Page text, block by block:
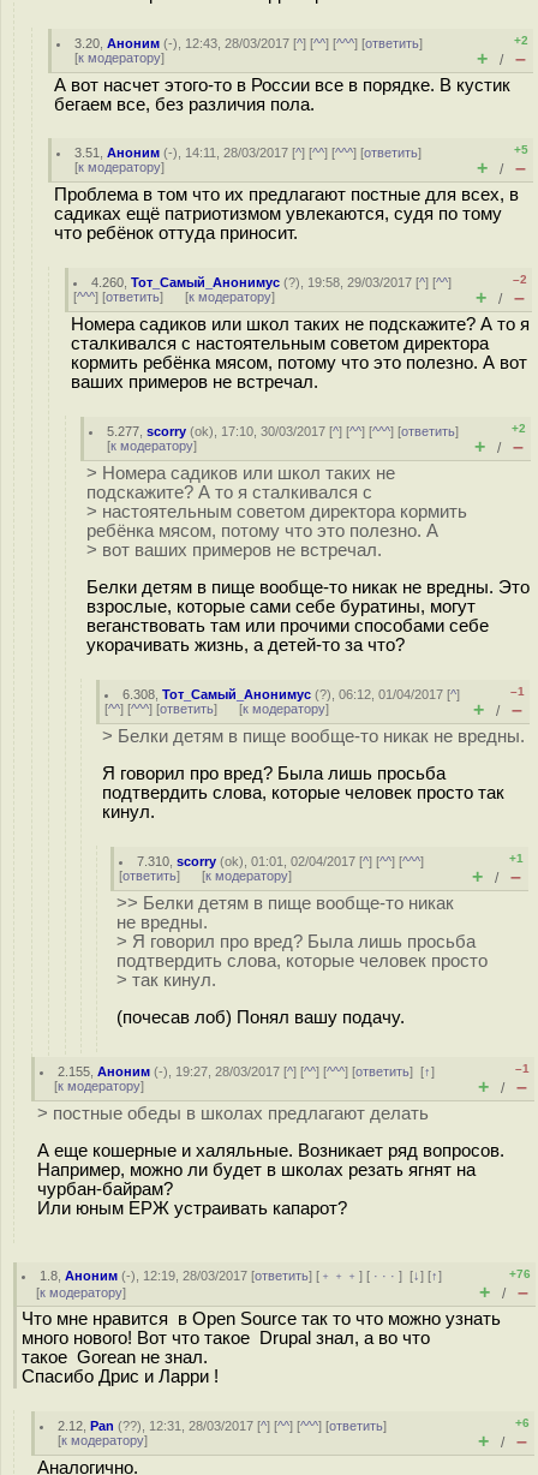
3.20 ,Аноним (-), 12:43, 28/03/2017 [^] [^^] [^^^] [ответить]
[к модератору]
+2
+ / –
А вот насчет этого-то в России все в порядке. В кустик
бегаем все, без различия пола.
3.51 ,Аноним (-), 14:11, 28/03/2017 [^] [^^] [^^^] [ответить]
[к модератору]
+5
+ / –
Проблема в том что их предлагают постные для всех, в
садиках ещё патриотизмом увлекаются, судя по тому
что ребёнок оттуда приносит.
4.260 ,Тот_Самый_Анонимус (?), 19:58, 29/03/2017 [^] [^^]
[^^^] [ответить] [к модератору]
–2
+ / –
Номера садиков или школ таких не подскажите? А то я
сталкивался с настоятельным советом директора
кормить ребёнка мясом, потому что это полезно. А вот
ваших примеров не встречал.
5.277 ,scorry (ok), 17:10, 30/03/2017 [^] [^^] [^^^] [ответить]
[к модератору]
+2
+ / –
> Номера садиков или школ таких не
подскажите? А то я сталкивался с
> настоятельным советом директора кормить
ребёнка мясом, потому что это полезно. А
> вот ваших примеров не встречал.
Белки детям в пище вообще-то никак не вредны. Это
взрослые, которые сами себе буратины, могут
веганствовать там или прочими способами себе
укорачивать жизнь, а детей-то за что?
6.308 ,Тот_Самый_Анонимус (?), 06:12, 01/04/2017 [^]
[^^] [^^^] [ответить] [к модератору]
–1
+ / –
> Белки детям в пище вообще-то никак не вредны.
Я говорил про вред? Была лишь просьба
подтвердить слова, которые человек просто так
кинул.
7.310 ,scorry (ok), 01:01, 02/04/2017 [^] [^^] [^^^]
[ответить] [к модератору]
+1
+ / –
>> Белки детям в пище вообще-то никак
не вредны.
> Я говорил про вред? Была лишь просьба
подтвердить слова, которые человек просто
> так кинул.
(почесав лоб) Понял вашу подачу.
2.155 ,Аноним (-), 19:27, 28/03/2017 [^] [^^] [^^^] [ответить][↑]
[к модератору]
–1
+ / –
> постные обеды в школах предлагают делать
А еще кошерные и халяльные. Возникает ряд вопросов.
Например, можно ли будет в школах резать ягнят на
чурбан-байрам?
Или юным ЕРЖ устраивать капарот?
1.8 ,Аноним (-), 12:19, 28/03/2017 [ответить] [ ﹢﹢﹢] [ · · ·][↓] [↑]
[к модератору]
+76
+ / –
Что мне нравится в Open Source так то что можно узнать
много нового! Вот что такое Drupal знал, а во что
такое Gorean не знал.
Спасибо Дрис и Ларри !
2.12 ,Pan (??), 12:31, 28/03/2017 [^] [^^] [^^^] [ответить]
[к модератору]
+6
+ / –
Аналогично.